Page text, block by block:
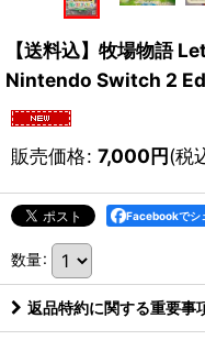
【送料込】牧場物語
Nintendo Switch 2
販売価格: 7,000円(税
Facebookでシ
数量:
返品特約に関する重要事